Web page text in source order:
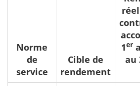
Norme
de
service
Cible de
rendement
1er
au